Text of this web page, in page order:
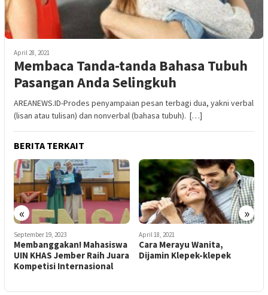
April 28, 2021
Membaca Tanda-tanda Bahasa Tubuh
Pasangan Anda Selingkuh
AREANEWS.ID-Prodes penyampaian pesan terbagi dua, yakni verbal
(lisan atau tulisan) dan nonverbal (bahasa tubuh). […]
BERITA TERKAIT
« »
April 18, 2021
Cara Merayu Wanita,
Dijamin Klepek-klepek
Januari 13, 2022
Cerita Seorang Guru di
Jember, Bangga Bisa Antar